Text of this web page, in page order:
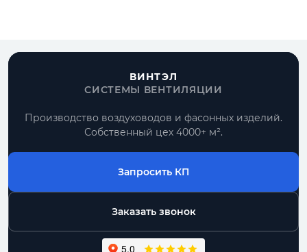
ВИНТЭЛ
СИСТЕМЫ ВЕНТИЛЯЦИИ
Производство воздуховодов и фасонных изделий.
Собственный цех 4000+ м².
Запросить КП
Заказать звонок